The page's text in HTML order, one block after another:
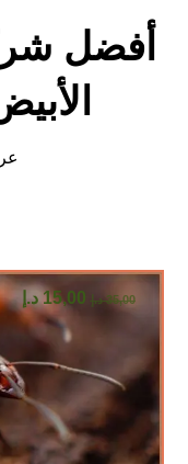
أفضل
35,00 د.إ 15,00 د.إ